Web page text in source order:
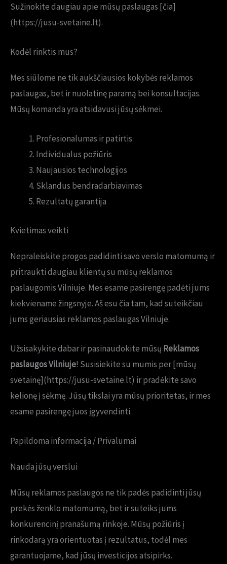
Sužinokite daugiau apie mūsų paslaugas [čia]
(https://jusu-svetaine.lt).
Kodėl rinktis mus?
Mes siūlome ne tik aukščiausios kokybės reklamos
paslaugas, bet ir nuolatinę paramą bei konsultacijas.
Mūsų komanda yra atsidavusi jūsų sėkmei.
Profesionalumas ir patirtis
Individualus požiūris
Naujausios technologijos
Sklandus bendradarbiavimas
Rezultatų garantija
Kvietimas veikti
Nepraleiskite progos padidinti savo verslo matomumą ir
pritraukti daugiau klientų su mūsų reklamos
paslaugomis Vilniuje. Mes esame pasirengę padėti jums
kiekviename žingsnyje. Aš esu čia tam, kad suteikčiau
jums geriausias reklamos paslaugas Vilniuje.
Užsisakykite dabar ir pasinaudokite mūsų Reklamos
paslaugos Vilniuje! Susisiekite su mumis per [mūsų
svetainę](https://jusu-svetaine.lt) ir pradėkite savo
kelionę į sėkmę. Jūsų tikslai yra mūsų prioritetas, ir mes
esame pasirengę juos įgyvendinti.
Papildoma informacija / Privalumai
Nauda jūsų verslui
Mūsų reklamos paslaugos ne tik padės padidinti jūsų
prekės ženklo matomumą, bet ir suteiks jums
konkurencinį pranašumą rinkoje. Mūsų požiūris į
rinkodarą yra orientuotas į rezultatus, todėl mes
garantuojame, kad jūsų investicijos atsipirks.